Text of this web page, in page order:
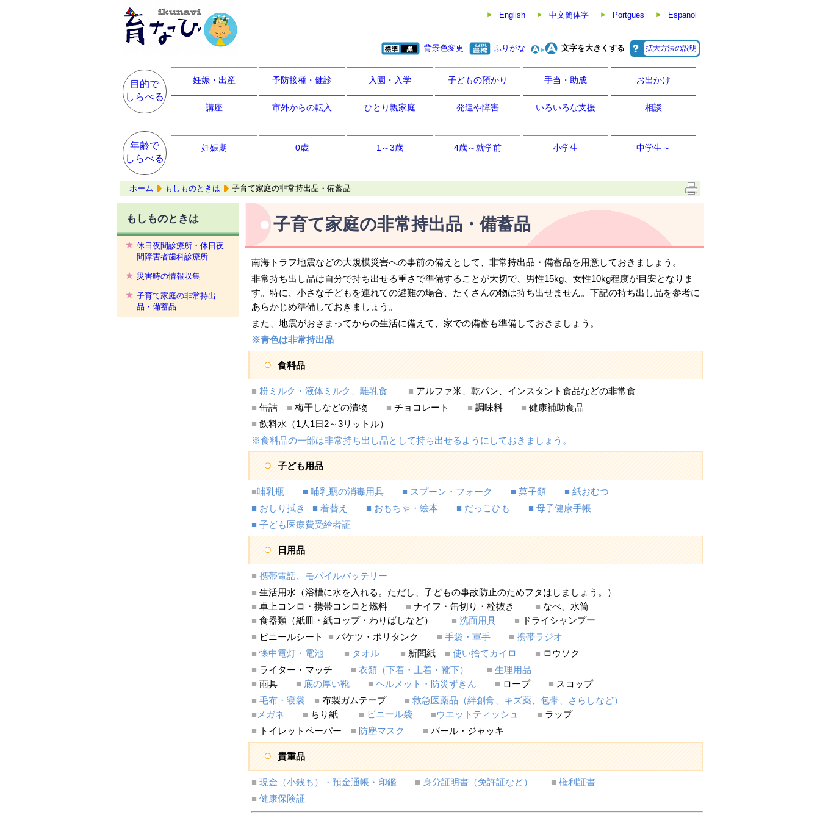
English 中文簡体字 Portgues Espanol
背景色変更 ふりがな 文字を大きくする 拡大方法の説明
目的で
しらべる
妊娠・出産 予防接種・健診 入園・入学 子どもの預かり 手当・助成 お出かけ
講座 市外からの転入 ひとり親家庭 発達や障害 いろいろな支援 相談
年齢で
しらべる
妊娠期 0歳 1～3歳 4歳～就学前 小学生 中学生～
ホーム もしものときは 子育て家庭の非常持出品・備蓄品
もしものときは
休日夜間診療所・休日夜
間障害者歯科診療所
災害時の情報収集
子育て家庭の非常持出
品・備蓄品
子育て家庭の非常持出品・備蓄品
南海トラフ地震などの大規模災害への事前の備えとして、非常持出品・備蓄品を用意しておきましょう。
非常持ち出し品は自分で持ち出せる重さで準備することが大切で、男性15kg、女性10kg程度が目安となりま
す。特に、小さな子どもを連れての避難の場合、たくさんの物は持ち出せません。下記の持ち出し品を参考に
あらかじめ準備しておきましょう。
また、地震がおさまってからの生活に備えて、家での備蓄も準備しておきましょう。
※青色は非常持出品
食料品
■ 粉ミルク・液体ミルク、離乳食 ■ アルファ米、乾パン、インスタント食品などの非常食
■ 缶詰 ■ 梅干しなどの漬物 ■ チョコレート ■ 調味料 ■ 健康補助食品
■ 飲料水（1人1日2～3リットル）
※食料品の一部は非常持ち出し品として持ち出せるようにしておきましょう。
子ども用品
■哺乳瓶 ■ 哺乳瓶の消毒用具 ■ スプーン・フォーク ■ 菓子類 ■ 紙おむつ
■ おしり拭き ■ 着替え ■ おもちゃ・絵本 ■ だっこひも ■ 母子健康手帳
■ 子ども医療費受給者証
日用品
■ 携帯電話、モバイルバッテリー
■ 生活用水（浴槽に水を入れる。ただし、子どもの事故防止のためフタはしましょう。）
■ 卓上コンロ・携帯コンロと燃料 ■ ナイフ・缶切り・栓抜き ■ なべ、水筒
■ 食器類（紙皿・紙コップ・わりばしなど） ■ 洗面用具 ■ ドライシャンプー
■ ビニールシート ■ バケツ・ポリタンク ■ 手袋・軍手 ■ 携帯ラジオ
■懐中電灯・電池 ■ タオル ■ 新聞紙 ■ 使い捨てカイロ ■ ロウソク
■ ライター・マッチ ■ 衣類（下着・上着・靴下） ■ 生理用品
■ 雨具 ■ 底の厚い靴 ■ ヘルメット・防災ずきん ■ ロープ ■ スコップ
■ 毛布・寝袋 ■ 布製ガムテープ ■ 救急医薬品（絆創膏、キズ薬、包帯、さらしなど）
■ メガネ ■ ちり紙 ■ ビニール袋 ■ウエットティッシュ ■ ラップ
■ トイレットペーパー ■ 防塵マスク ■ バール・ジャッキ
貴重品
■ 現金（小銭も）・預金通帳・印鑑 ■ 身分証明書（免許証など） ■ 権利証書
■ 健康保険証